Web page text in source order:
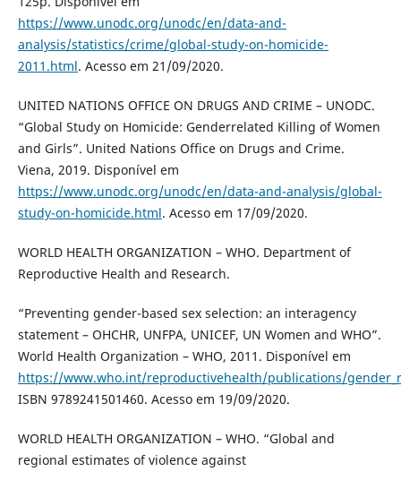
https://www.unodc.org/unodc/en/data-and-
analysis/statistics/crime/global-study-on-homicide-
2011.html. Acesso em 21/09/2020.
UNITED NATIONS OFFICE ON DRUGS AND CRIME – UNODC.
“Global Study on Homicide: Genderrelated Killing of Women
and Girls”. United Nations Office on Drugs and Crime.
Viena, 2019. Disponível em
https://www.unodc.org/unodc/en/data-and-analysis/global-
study-on-homicide.html. Acesso em 17/09/2020.
WORLD HEALTH ORGANIZATION – WHO. Department of
Reproductive Health and Research.
“Preventing gender-based sex selection: an interagency
statement – OHCHR, UNFPA, UNICEF, UN Women and WHO”.
World Health Organization – WHO, 2011. Disponível em
https://www.who.int/reproductivehealth/publications/
ISBN 9789241501460. Acesso em 19/09/2020.
WORLD HEALTH ORGANIZATION – WHO. “Global and
regional estimates of violence against